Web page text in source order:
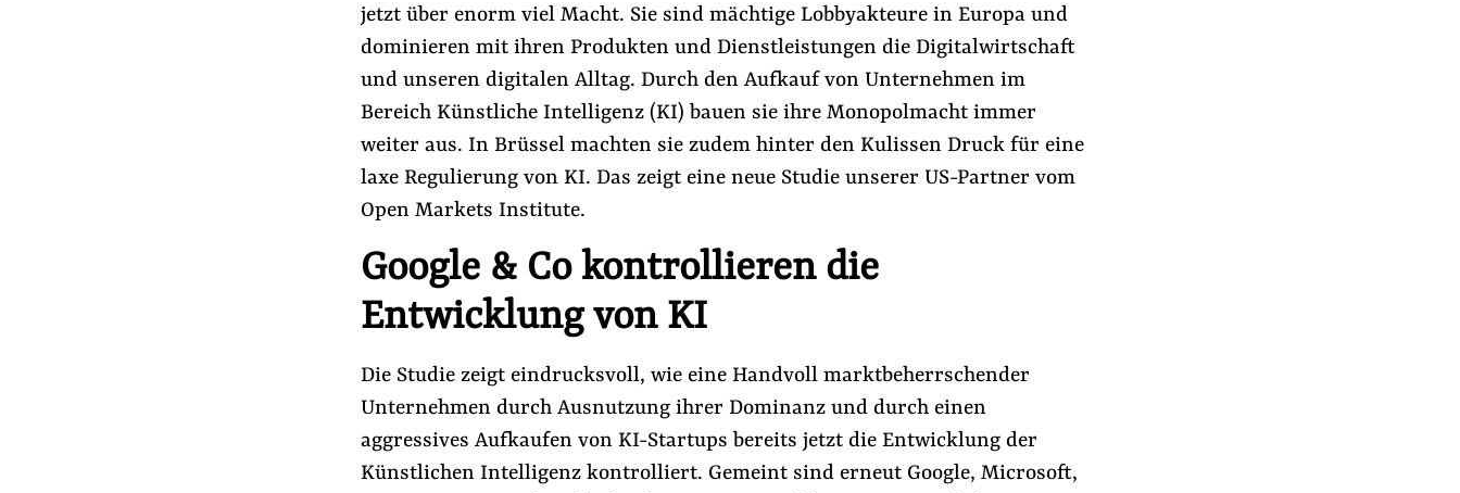
#Lobbyregister #Lobbyismus an Schulen #Lobbyismus in der EU
jetzt über enorm viel Macht. Sie sind mächtige Lobbyakteure in Europa und
dominieren mit ihren Produkten und Dienstleistungen die Digitalwirtschaft
und unseren digitalen Alltag. Durch den Aufkauf von Unternehmen im
Bereich Künstliche Intelligenz (KI) bauen sie ihre Monopolmacht immer
weiter aus. In Brüssel machten sie zudem hinter den Kulissen Druck für eine
laxe Regulierung von KI. Das zeigt eine neue Studie unserer US-Partner vom
Open Markets Institute.
Google & Co kontrollieren die
Entwicklung von KI
Die Studie zeigt eindrucksvoll, wie eine Handvoll marktbeherrschender
Unternehmen durch Ausnutzung ihrer Dominanz und durch einen
aggressives Aufkaufen von KI-Startups bereits jetzt die Entwicklung der
Künstlichen Intelligenz kontrolliert. Gemeint sind erneut Google, Microsoft,